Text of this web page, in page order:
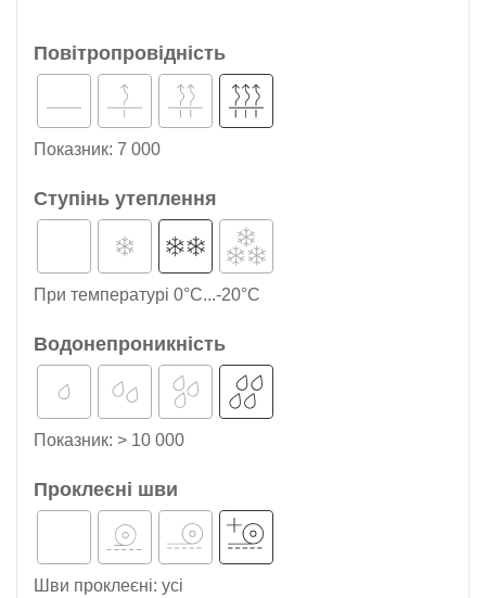
Повітропровідність
Показник: 7 000
Ступінь утеплення
При температурі 0°C...-20°C
Водонепроникність
Показник: > 10 000
Проклеєні шви
Шви проклеєні: усі